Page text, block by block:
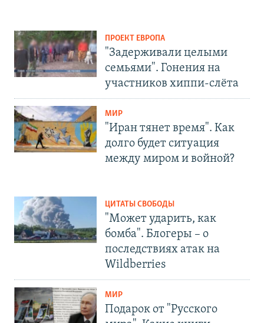
ПРОЕКТ ЕВРОПА
"Задерживали целыми
семьями". Гонения на
участников хиппи-слёта
МИР
"Иран тянет время". Как
долго будет ситуация
между миром и войной?
ЦИТАТЫ СВОБОДЫ
"Может ударить, как
бомба". Блогеры – о
последствиях атак на
Wildberries
МИР
Подарок от "Русского